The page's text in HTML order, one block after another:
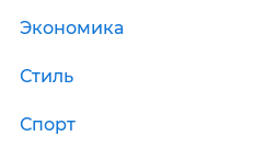
Экономика
Стиль
Спорт